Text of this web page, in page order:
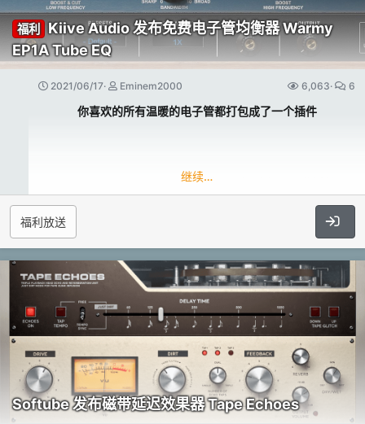
Origins Music Box & Plucked Piano
针对连奏而打造的弦乐音色库，所以当你需要使用各种
短音技巧的时候，飞天弦乐完全无法满足。
所以，为了弥补这种短板，Musical Sampling又开发
与飞天弦乐一样，冒险弦乐的编制同样是10个小提琴、
6个中提琴，5个大提琴，4个低音提琴，并额外有弦乐
群奏Full Strings。
冒险弦乐既然作为飞天弦乐的技巧补充，具有如下多种
技巧的采样：
福利
Kiive Audio 发布免费电子管均衡器 Warmy
EP1A Tube EQ
2021/06/17 Eminem2000 6,063 6
你喜欢的所有温暖的电子管都打包成了一个插件​
Warmy EP1A Tube EQ 是一个 1 对 1 模拟建模插件，
EP1A 提供低增强、低切、高增强、高切和附加的电子
管仿真旋钮，以调节您想要的电子管强度。
低频部分​
EP1A EQ 的低频部分允许您
从所选范围中提升和削减相同的频率。
使用非线性建模来匹配原始单元，
继续…
福利放送
Softube 发布磁带延迟效果器 Tape Echoes